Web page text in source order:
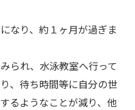
なり、約１ヶ月が過ぎま
られ、水泳教室へ行って
、待ち時間等に自分の世
るようなことが減り、他